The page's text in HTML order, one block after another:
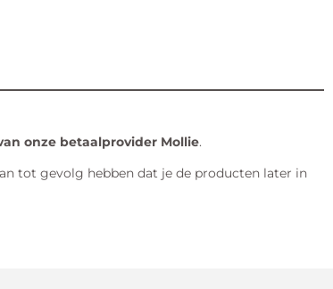
onze betaalprovider Mollie.
tot gevolg hebben dat je de producten later in